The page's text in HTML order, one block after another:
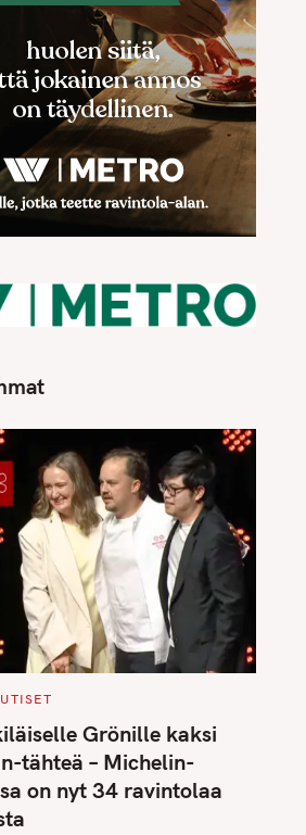
Grönille kaksi
tähteä – Michelin-
on nyt 34 ravintolaa